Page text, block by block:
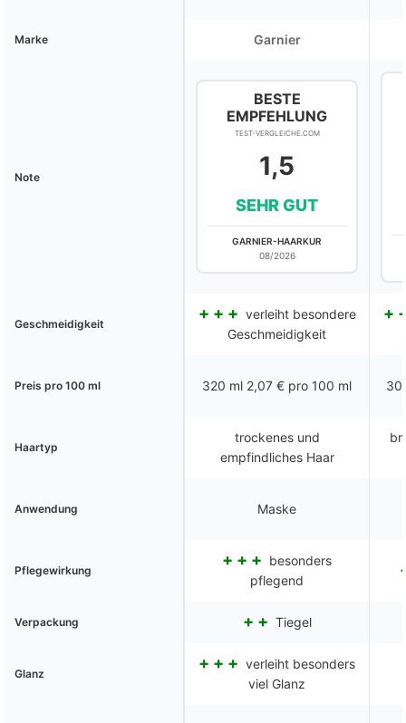
Marke Garnier
Note
BESTE
EMPFEHLUNG
TEST-VERGLEICHE.COM
1,5
SEHR GUT
GARNIER-HAARKUR
08/2026
Geschmeidigkeit
verleiht besondere
Geschmeidigkeit
Preis pro 100 ml 320 ml 2,07 € pro 100 ml
Haartyp
trockenes und
empfindliches Haar
Anwendung Maske
Pflegewirkung
besonders
pflegend
Verpackung Tiegel
Glanz
verleiht besonders
viel Glanz